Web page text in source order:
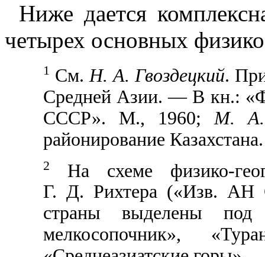
Ниже дается
четырех основных
1 См. Н. А. Гвоздецкий.
Средней Азии. — В кн.:
СССР». М., 1960; М. А.
районирование
2
На схеме физико-
Г. Д. Рихтера («Изв.
страны выделены под
мелкосопочник»,